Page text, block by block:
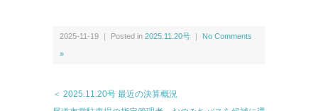
2025-11-19 ｜ Posted in 2025.11.20号 No Comments
»
＜ 2025.11.20号 最近の決算概況